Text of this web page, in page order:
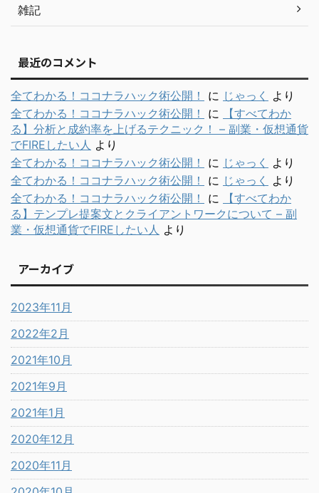
雑記
最近のコメント
全てわかる！ココナラハック術公開！ に じゃっく
より
全てわかる！ココナラハック術公開！
に
【すべてわか
る】分析と成約率を上げるテクニック！ – 副業・仮想通貨
でFIREしたい人 より
全てわかる！ココナラハック術公開！
に じゃっく
より
全てわかる！ココナラハック術公開！
に じゃっく
より
全てわかる！ココナラハック術公開！
に
【すべてわか
る】テンプレ提案文とクライアントワークについて – 副
業・仮想通貨でFIREしたい人 より
アーカイブ
2023年11月
2022年2月
2021年10月
2021年9月
2021年1月
2020年12月
2020年11月